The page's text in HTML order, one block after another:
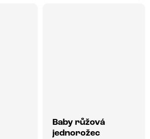
Baby růžová
jednorožec